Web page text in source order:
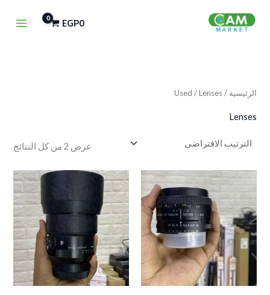
EGP0
الرئيسية /
Used / Lenses
Lenses
عرض ⁦2⁩ من كل النتائج